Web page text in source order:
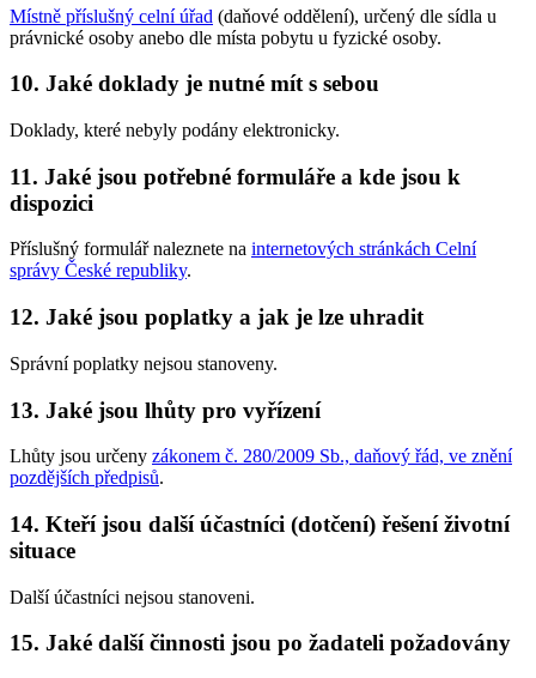
Místně příslušný celní úřad (daňové oddělení), určený dle sídla u
právnické osoby anebo dle místa pobytu u fyzické osoby.
10. Jaké doklady je nutné mít s sebou
Doklady, které nebyly podány elektronicky.
11. Jaké jsou potřebné formuláře a kde jsou k
dispozici
Příslušný formulář naleznete na internetových stránkách Celní
správy České republiky.
12. Jaké jsou poplatky a jak je lze uhradit
Správní poplatky nejsou stanoveny.
13. Jaké jsou lhůty pro vyřízení
Lhůty jsou určeny zákonem č. 280/2009 Sb., daňový řád, ve znění
pozdějších předpisů.
14. Kteří jsou další účastníci (dotčení) řešení životní
situace
Další účastníci nejsou stanoveni.
15. Jaké další činnosti jsou po žadateli požadovány